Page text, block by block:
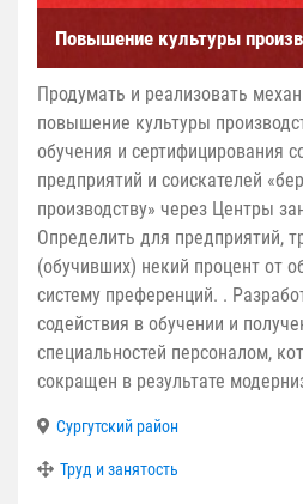
Повышение культуры
Продумать и реализовать
повышение культуры
обучения и сертифицирования
предприятий и соискателей
производству» через Центры
Определить для предприятий,
(обучивших) некий процент от
систему преференций. .
содействия в обучении и
специальностей персоналом,
сокращен в результате
Сургутский район
Труд и занятость